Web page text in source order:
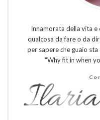
Innamorata della vita e
qualcosa da fare o da
per sapere che guaio
"Why fit in when